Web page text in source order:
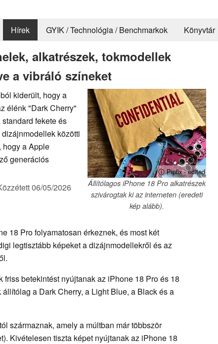
Hírek GYIK / Technológia / Benchmarkok Könyvtár
alkatrészek, tokmodellek
a vibráló színeket
ⓘ Pipfix - edited
Állítólagos iPhone 18 Pro alkatrészek
szivárogtak ki az interneten (eredeti
kép alább).
kiderült, hogy a
élénk "Dark Cherry"
fekete és
közötti
hogy a Apple
generációs
06/05/2026
18 Pro folyamatosan érkeznek, és most két
legtisztább képeket a dizájnmodellekről és az
friss betekintést nyújtanak az iPhone 18 Pro és 18
a Dark Cherry, a Light Blue, a Black és a
származnak, amely a múltban már többször
Kivételesen tiszta képet nyújtanak az iPhone 18